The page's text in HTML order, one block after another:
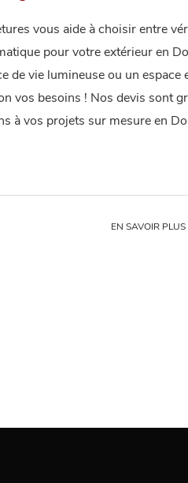
vous aide à choisir entre
pour votre extérieur en
de vie lumineuse ou un espace
vos besoins ! Nos devis sont
à vos projets sur mesure en
EN SAVOIR PLUS